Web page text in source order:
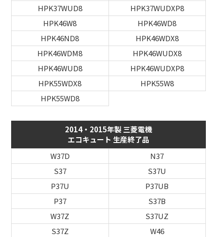
HPK37WUD8
HPK37WUDXP8
HPK46W8
HPK46WD8
HPK46ND8
HPK46WDX8
HPK46WDM8
HPK46WUDX8
HPK46WUD8
HPK46WUDXP8
HPK55WDX8
HPK55W8
HPK55WD8
2014・2015年製 三菱電機
エコキュート 生産終了品
W37D
N37
S37
S37U
P37U
P37UB
P37
S37B
W37Z
S37UZ
S37Z
W46